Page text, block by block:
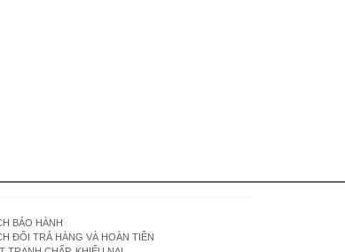
BẢO HÀNH
ĐỔI TRẢ HÀNG VÀ HOÀN TIỀN